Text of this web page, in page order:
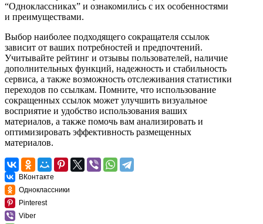
“Одноклассниках” и ознакомились с их особенностями
и преимуществами.
Выбор наиболее подходящего сокращателя ссылок
зависит от ваших потребностей и предпочтений.
Учитывайте рейтинг и отзывы пользователей, наличие
дополнительных функций, надежность и стабильность
сервиса, а также возможность отслеживания статистики
переходов по ссылкам. Помните, что использование
сокращенных ссылок может улучшить визуальное
восприятие и удобство использования ваших
материалов, а также помочь вам анализировать и
оптимизировать эффективность размещенных
материалов.
ВКонтакте
Одноклассники
Pinterest
Viber